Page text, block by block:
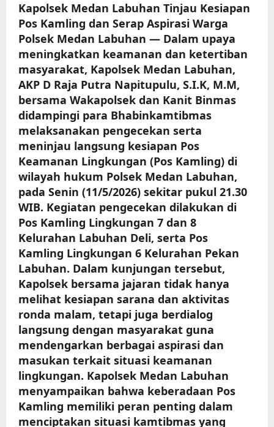
Kapolsek Medan Labuhan Tinjau Kesiapan
Pos Kamling dan Serap Aspirasi Warga
Polsek Medan Labuhan — Dalam upaya
meningkatkan keamanan dan ketertiban
masyarakat, Kapolsek Medan Labuhan,
AKP D Raja Putra Napitupulu, S.I.K, M.M,
bersama Wakapolsek dan Kanit Binmas
didampingi para Bhabinkamtibmas
melaksanakan pengecekan serta
meninjau langsung kesiapan Pos
Keamanan Lingkungan (Pos Kamling) di
wilayah hukum Polsek Medan Labuhan,
pada Senin (11/5/2026) sekitar pukul 21.30
WIB. Kegiatan pengecekan dilakukan di
Pos Kamling Lingkungan 7 dan 8
Kelurahan Labuhan Deli, serta Pos
Kamling Lingkungan 6 Kelurahan Pekan
Labuhan. Dalam kunjungan tersebut,
Kapolsek bersama jajaran tidak hanya
melihat kesiapan sarana dan aktivitas
ronda malam, tetapi juga berdialog
langsung dengan masyarakat guna
mendengarkan berbagai aspirasi dan
masukan terkait situasi keamanan
lingkungan. Kapolsek Medan Labuhan
menyampaikan bahwa keberadaan Pos
Kamling memiliki peran penting dalam
menciptakan situasi kamtibmas yang